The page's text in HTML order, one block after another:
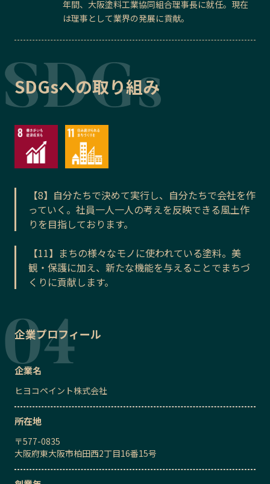
年間、大阪塗料工業協同組合理事長に就任。現在
は理事として業界の発展に貢献。
SDGsへの取り組み
【8】自分たちで決めて実行し、自分たちで会社を作
っていく。社員一人一人の考えを反映できる風土作
りを目指しております。
【11】まちの様々なモノに使われている塗料。美
観・保護に加え、新たな機能を与えることでまちづ
くりに貢献します。
企業プロフィール
企業名
ヒヨコペイント株式会社
所在地
〒577-0835
大阪府東大阪市柏田西2丁目16番15号